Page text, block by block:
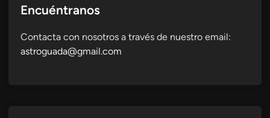
Encuéntranos
Contacta con nosotros a través de nuestro email:
astroguada@gmail.com